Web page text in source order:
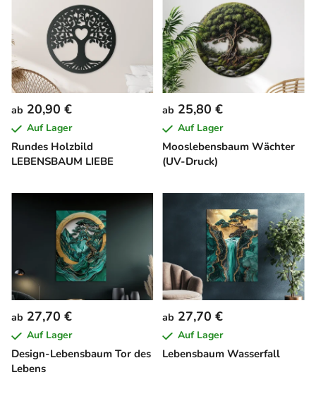
Rundes Holzbild
LEBENSBAUM LIEBE
ab 20,90 €
Auf Lager
Mooslebensbaum Wächter
(UV-Druck)
ab 25,80 €
Auf Lager
Design-Lebensbaum Tor des
Lebens
ab 27,70 €
Auf Lager
Lebensbaum Wasserfall
ab 27,70 €
Auf Lager